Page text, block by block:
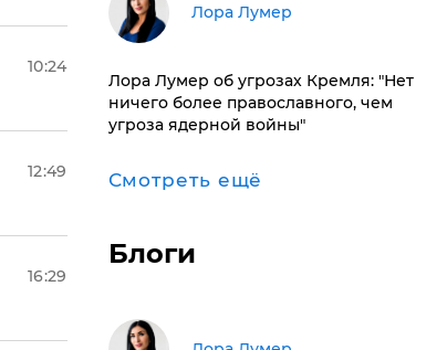
10:24
12:49
16:29
​Лора Лумер
Лора Лумер об угрозах Кремля: "Нет
ничего более православного, чем
угроза ядерной войны"
Смотреть ещё
Блоги